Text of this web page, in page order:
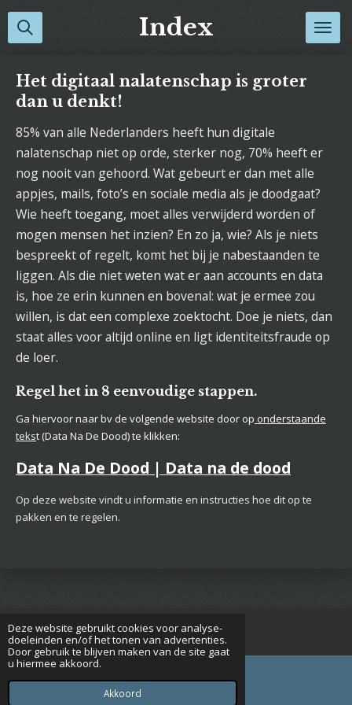
Deze website gebruikt cookies voor analyse-
doeleinden en/of het tonen van advertenties.
Door gebruik te blijven maken van de site gaat
u hiermee akkoord.
Akkoord
Ga
direct
hoofdinhoud
Index
Het digitaal nalatenschap is groter
dan u denkt!
85% van alle Nederlanders heeft hun digitale
nalatenschap niet op orde, sterker nog, 70% heeft er
nog nooit van gehoord. Wat gebeurt er dan met alle
appjes, mails, foto’s en sociale media als je doodgaat?
Wie heeft toegang, moet alles verwijderd worden of
mogen mensen het inzien? En zo ja, wie? Als je niets
bespreekt of regelt, komt het bij je nabestaanden te
liggen. Als die niet weten wat er aan accounts en data
is, hoe ze erin kunnen en bovenal: wat je ermee zou
willen, is dat een complexe zoektocht. Doe je niets, dan
staat alles voor altijd online en ligt identiteitsfraude op
de loer.
Regel het in 8 eenvoudige stappen.
Ga hiervoor naar bv de volgende website door op onderstaande
tekst (Data Na De Dood) te klikken:
Data Na De Dood | Data na de dood
Op deze website vindt u informatie en instructies hoe dit op te
pakken en te regelen.
© 2015 - 2026 Seniorenverenigingrijsbergen.nl